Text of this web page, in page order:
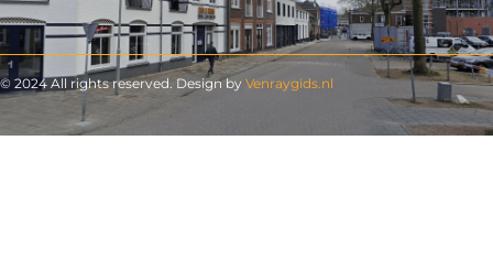
© 2024 All rights reserved. Design by Venraygids.nl